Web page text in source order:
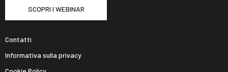
SCOPRI I WEBINAR
Contatti
Informativa sulla privacy